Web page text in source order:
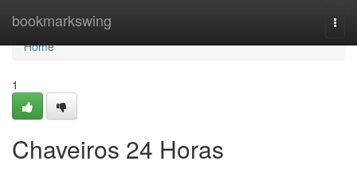
bookmarkswing
Home
Home
1
Chaveiros 24 Horas